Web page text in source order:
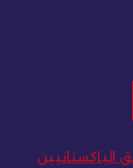
الباكستانيين